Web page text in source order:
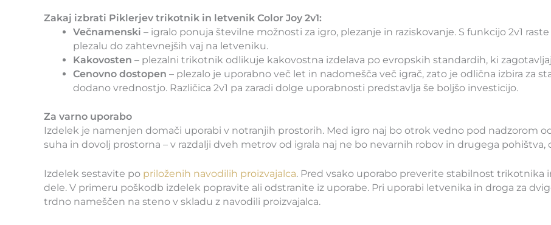
Zakaj izbrati Piklerjev trikotnik in letvenik Color Joy 2v1:
Večnamenski – igralo ponuja številne možnosti za igro, plezanje in raziskovanje. S funkcijo 2v1
plezalu do zahtevnejših vaj na letveniku.
Kakovosten – plezalni trikotnik odlikuje kakovostna izdelava po evropskih standardih, ki
Cenovno dostopen – plezalo je uporabno več let in nadomešča več igrač, zato je odlična izbira za
dodano vrednostjo. Različica 2v1 pa zaradi dolge uporabnosti predstavlja še boljšo investicijo.
Za varno uporabo
Izdelek je namenjen domači uporabi v notranjih prostorih. Med igro naj bo otrok vedno pod nadzorom
suha in dovolj prostorna – v razdalji dveh metrov od igrala naj ne bo nevarnih robov in drugega
Izdelek sestavite po priloženih navodilih proizvajalca. Pred vsako uporabo preverite stabilnost
dele. V primeru poškodb izdelek popravite ali odstranite iz uporabe. Pri uporabi letvenika in droga za
trdno nameščen na steno v skladu z navodili proizvajalca.